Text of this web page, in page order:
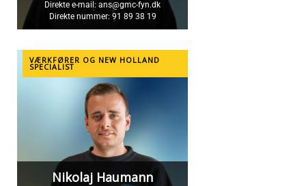
Direkte e-mail: ans@gmc-fyn.dk
Direkte nummer: 91 89 38 19
VÆRKFØRER OG NEW HOLLAND
SPECIALIST
Nikolaj Haumann